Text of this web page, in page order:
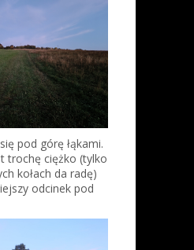
pod górę łąkami.
trochę ciężko (tylko
kołach da radę)
odcinek pod